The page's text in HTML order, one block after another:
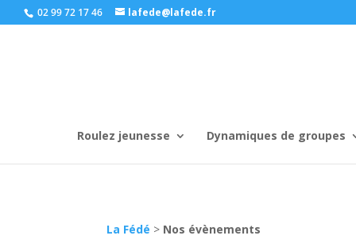
02 99 72 17 46 lafede@lafede.fr
Roulez jeunesse Dynamiques de groupes
La Fédé > Nos évènements